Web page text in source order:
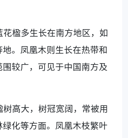
楹多生长在南方地区，如
。凤凰木则生长在热带和
较广，可见于中国南方及
高大，树冠宽阔，常被用
化等方面。凤凰木枝繁叶